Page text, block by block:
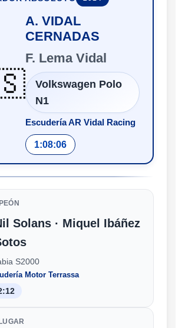
A. VIDAL
CERNADAS
F. Lema Vidal
Volkswagen Polo
N1
Escudería AR Vidal Racing
1:08:06
Solans · Miquel Ibáñez
S2000
Motor Terrassa